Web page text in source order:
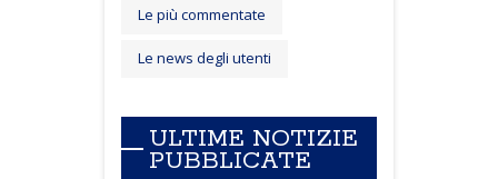
Le più commentate
Le news degli utenti
ULTIME NOTIZIE
PUBBLICATE